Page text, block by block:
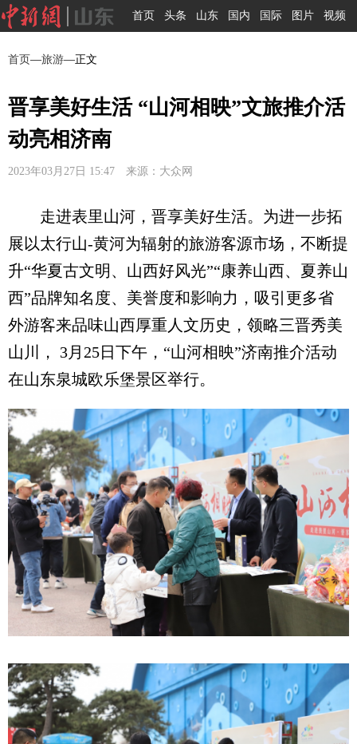
首页 头条 山东 国内 国际 图片 视频
首页—旅游—正文
晋享美好生活 “山河相映”文旅推介活
动亮相济南
2023年03月27日 15:47 来源：大众网
走进表里山河，晋享美好生活。为进一步拓
展以太行山-黄河为辐射的旅游客源市场，不断提
升“华夏古文明、山西好风光”“康养山西、夏养山
西”品牌知名度、美誉度和影响力，吸引更多省
外游客来品味山西厚重人文历史，领略三晋秀美
山川， 3月25日下午，“山河相映”济南推介活动
在山东泉城欧乐堡景区举行。